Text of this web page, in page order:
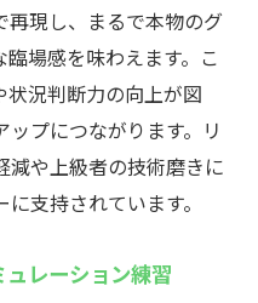
再現し、まるで本物のグ
場感を味わえます。こ
況判断力の向上が図
プにつながります。リ
減や上級者の技術磨きに
支持されています。
レーション練習